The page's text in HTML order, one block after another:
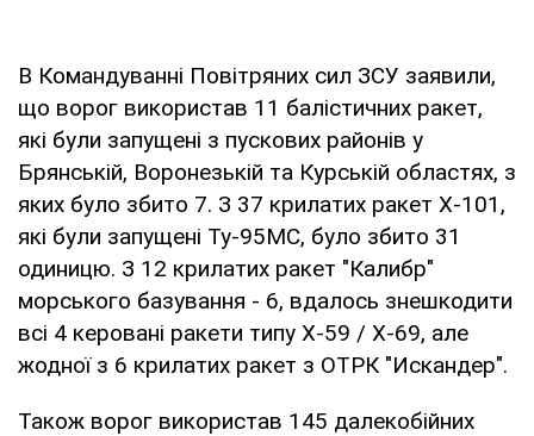
В Командуванні Повітряних сил ЗСУ заявили,
що ворог використав 11 балістичних ракет,
які були запущені з пускових районів у
Брянській, Воронезькій та Курській областях, з
яких було збито 7. З 37 крилатих ракет Х-101,
які були запущені Ту-95МС, було збито 31
одиницю. З 12 крилатих ракет "Калибр"
морського базування - 6, вдалось знешкодити
всі 4 керовані ракети типу Х-59 / Х-69, але
жодної з 6 крилатих ракет з ОТРК "Искандер".
Також ворог використав 145 далекобійних